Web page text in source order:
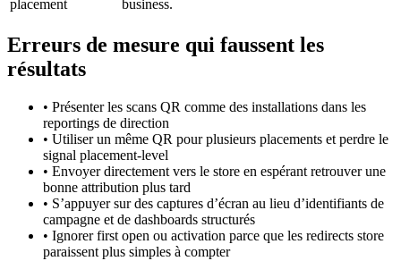
placement
business.
Erreurs de mesure qui faussent les
résultats
• Présenter les scans QR comme des installations dans les
reportings de direction
• Utiliser un même QR pour plusieurs placements et perdre le
signal placement-level
• Envoyer directement vers le store en espérant retrouver une
bonne attribution plus tard
• S’appuyer sur des captures d’écran au lieu d’identifiants de
campagne et de dashboards structurés
• Ignorer first open ou activation parce que les redirects store
paraissent plus simples à compter